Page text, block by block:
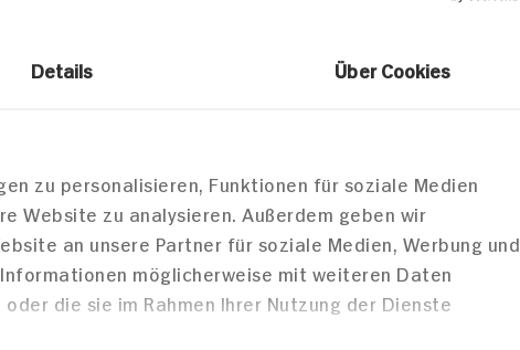
Details Über Cookies
zu personalisieren, Funktionen für soziale Medien
Website zu analysieren. Außerdem geben wir
an unsere Partner für soziale Medien, Werbung und
möglicherweise mit weiteren Daten
die sie im Rahmen Ihrer Nutzung der Dienste
Kuh
finden